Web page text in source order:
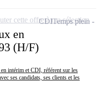
en
(H/F)
intérim et CDI, référent sur les
ses candidats, ses clients et les
CDITemps plein
cette offre à ma sélection